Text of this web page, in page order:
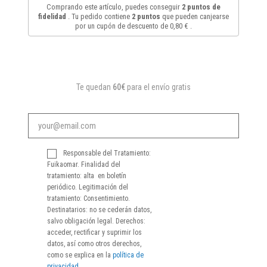
Comprando este artículo, puedes conseguir 2 puntos de
fidelidad
. Tu pedido contiene 2 puntos que pueden canjearse
por un cupón de descuento de 0,80 €
Te quedan 60€ para el envío gratis
Responsable del Tratamiento:
Fuikaomar. Finalidad del
tratamiento: alta en boletín
periódico. Legitimación del
tratamiento: Consentimiento.
Destinatarios: no se cederán datos,
salvo obligación legal. Derechos:
acceder, rectificar y suprimir los
datos, así como otros derechos,
como se explica en la política de